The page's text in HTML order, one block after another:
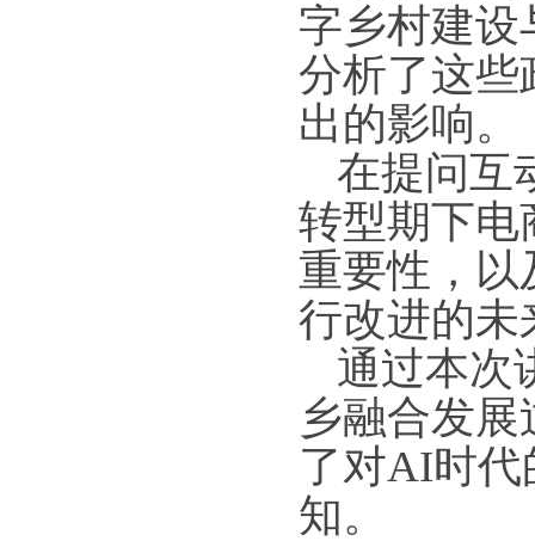
字乡村建设
分析了这些
出的影响。
在提问互
转型期下电
重要性，以
行改进的未
通过本次
乡融合发
了对AI时代
知。